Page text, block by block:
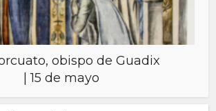
obispo de Guadix
| 15 de mayo